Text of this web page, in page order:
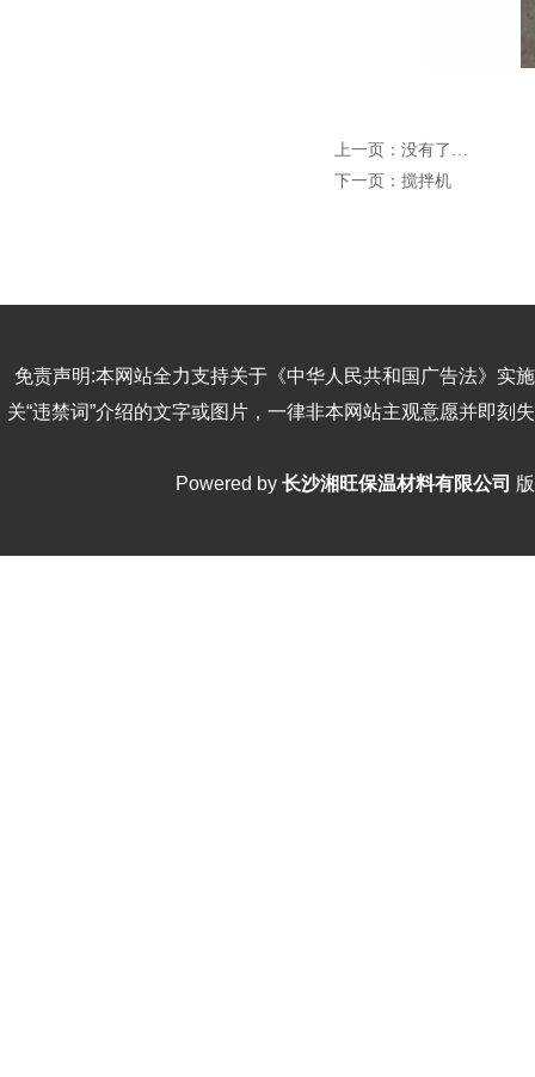
上一页：没有了…
下一页： 搅拌机
免责声明:本网站全力支持关于《中华人民共和国广告法》实
关“违禁词”介绍的文字或图片，一律非本网站主观意愿并即
Powered by 长沙湘旺保温材料有限公司